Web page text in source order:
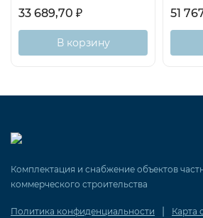
33 689,70 ₽
В корзину
51
Комплектация и снабжение объектов
коммерческого строительства
Политика конфиденциальности | Карта